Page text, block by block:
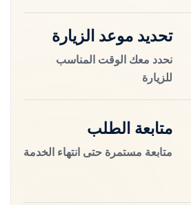
تحديد موعد الزيارة
نحدد معك الوقت المناسب
للزيارة
متابعة الطلب
متابعة مستمرة حتى انتهاء الخدمة